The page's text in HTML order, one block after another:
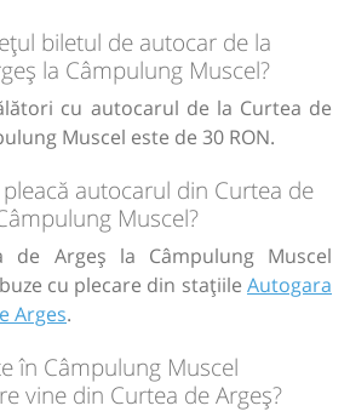
actualizare: 07/2026
biletul de autocar de la
la Câmpulung Muscel?
cu autocarul de la Curtea de
Muscel este de 30 RON.
autocarul din Curtea de
Muscel?
de Argeș la Câmpulung Muscel
cu plecare din stațiile Autogara
Arges.
în Câmpulung Muscel
vine din Curtea de Argeș?